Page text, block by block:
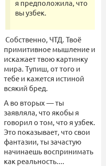
я предположила, что
вы узбек.
Собственно, ЧТД. Твоё
примитивное мышление и
искажает твою картинку
мира. Тупиш, от того и
тебе и кажется истиной
всякий бред.
А во вторых — ты
заявляла, что якобы я
говорил о том, что я узбек.
Это показывает, что свои
фантазии, ты зачастую
начинаешь воспринимать
как реальность....